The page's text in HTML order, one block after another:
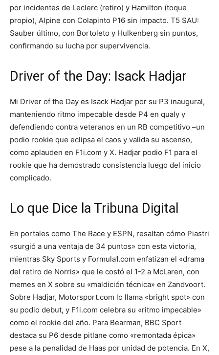
por incidentes de Leclerc (retiro) y Hamilton (toque
propio), Alpine con Colapinto P16 sin impacto. T5 SAU:
Sauber último, con Bortoleto y Hulkenberg sin puntos,
confirmando su lucha por supervivencia.
Driver of the Day: Isack Hadjar
Mi Driver of the Day es Isack Hadjar por su P3 inaugural,
manteniendo ritmo impecable desde P4 en qualy y
defendiendo contra veteranos en un RB competitivo –un
podio rookie que eclipsa el caos y valida su ascenso,
como aplauden en F1i.com y X. Hadjar podio F1 para el
rookie que ha demostrado consistencia luego del inicio
complicado.
Lo que Dice la Tribuna Digital
En portales como The Race y ESPN, resaltan cómo Piastri
«surgió a una ventaja de 34 puntos» con esta victoria,
mientras Sky Sports y Formula1.com enfatizan el «drama
del retiro de Norris» que le costó el 1-2 a McLaren, con
memes en X sobre su «maldición técnica» en Zandvoort.
Sobre Hadjar, Motorsport.com lo llama «bright spot» con
su podio debut, y F1i.com celebra su «ritmo impecable»
como el rookie del año. Para Bearman, BBC Sport
destaca su P6 desde pitlane como «remontada épica»
pese a la penalidad de Haas por unidad de potencia. En X,